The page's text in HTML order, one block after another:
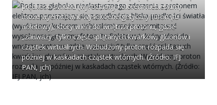
prędkości światła (wyróżniony kolorem niebieskim)
może wyemitować wysokoenergetyczny foton (tu
fioletowy), który wleci do wnętrza protonu, gdzie
„zauważy” tylko część splątanych kwarków, gluonów i
cząstek wirtualnych. Wzbudzony proton rozpada się
później w kaskadach cząstek wtórnych. (Źródło: IFJ
PAN, jch)